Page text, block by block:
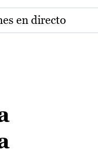
en directo